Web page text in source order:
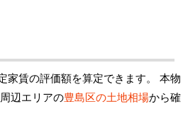
家賃の評価額を算定できます。 本物
辺エリアの豊島区の土地相場から確